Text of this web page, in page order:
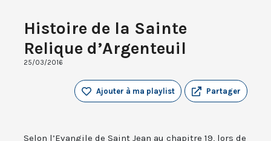
Histoire de la Sainte
Relique d’Argenteuil
25/03/2016
Partager
Ajouter à ma playlist
Selon l’Evangile de Saint Jean au chapitre 19, lors de